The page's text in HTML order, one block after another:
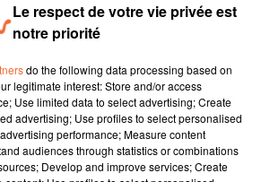
13 MARS ( SOIR )
vous
du Niort Rugby Club :
démission du président et
par la Fédération du forfait
Le respect de votre vie privée est
notre priorité
do the following data processing based on
legitimate interest: Store and/or access
Use limited data to select advertising; Create
advertising; Use profiles to select personalised
performance; Measure content
audiences through statistics or combinations
Develop and improve services; Create